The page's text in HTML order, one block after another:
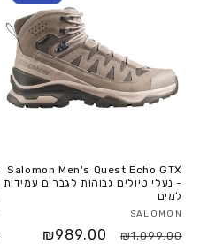
Salomon Men's Quest Echo GTX
- נעלי טיולים גבוהות לגברים עמידות
למים
SALOMON
₪1,099.00
₪989.00